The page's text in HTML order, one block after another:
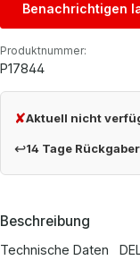
Benachrichtigen
Produktnummer:
P17844
✘Aktuell nicht
↩14 Tage
Beschreibung
Technische Daten